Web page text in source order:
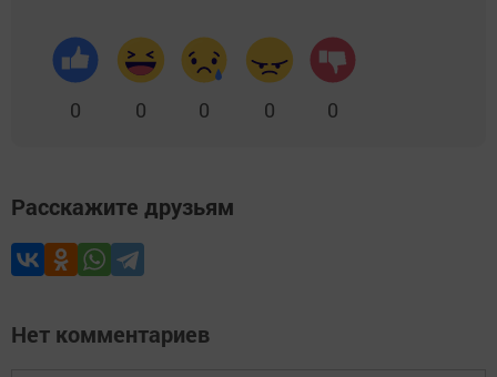
0 0 0 0 0
Расскажите друзьям
Нет комментариев